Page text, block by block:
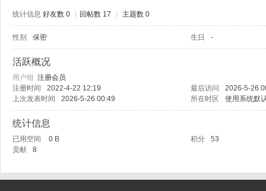
统计信息 好友数 0 回帖数 17 主题数 0
性别 保密 生日 -
活跃概况
用户组 注册会员
注册时间
2022-4-22 12:19 最后访问
2026-5-26
上次发表时间
2026-5-26 00:49 所在时区 使用系统默
统计信息
已用空间 0 B 积分
53
贡献
8